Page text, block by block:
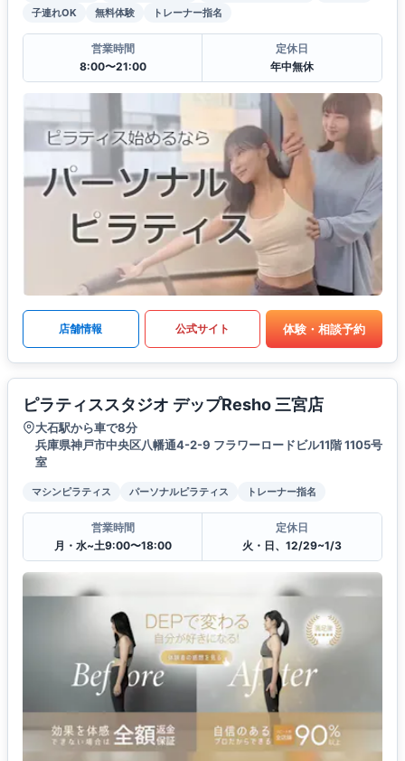
子連れOK
無料体験 トレーナー指名
営業時間
8:00〜21:00
定休日
年中無休
店舗情報 公式サイト 体験・相談予約
ピラティススタジオ デップResho 三宮店
大石駅から車で8分
兵庫県神戸市中央区八幡通4-2-9 フラワーロードビル11階 1105号
室
マシンピラティス パーソナルピラティス トレーナー指名
営業時間
月・水~土9:00〜18:00
定休日
火・日、12/29~1/3